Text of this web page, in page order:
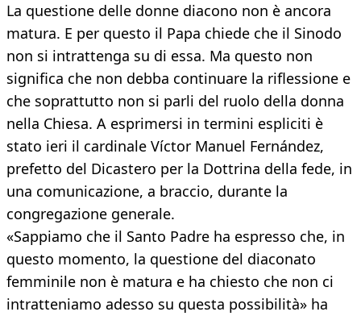
La questione delle donne diacono non è ancora
matura. E per questo il Papa chiede che il Sinodo
non si intrattenga su di essa. Ma questo non
significa che non debba continuare la riflessione e
che soprattutto non si parli del ruolo della donna
nella Chiesa. A esprimersi in termini espliciti è
stato ieri il cardinale Víctor Manuel Fernández,
prefetto del Dicastero per la Dottrina della fede, in
una comunicazione, a braccio, durante la
congregazione generale.
«Sappiamo che il Santo Padre ha espresso che, in
questo momento, la questione del diaconato
femminile non è matura e ha chiesto che non ci
intratteniamo adesso su questa possibilità» ha